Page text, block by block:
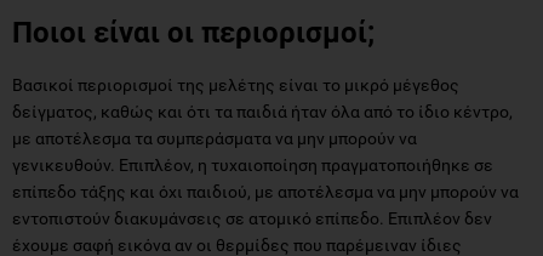
Ποιοι είναι οι περιορισμοί;
Βασικοί περιορισμοί της μελέτης είναι το μικρό μέγεθος
δείγματος, καθώς και ότι τα παιδιά ήταν όλα από το ίδιο κέντρο,
με αποτέλεσμα τα συμπεράσματα να μην μπορούν να
γενικευθούν. Επιπλέον, η τυχαιοποίηση πραγματοποιήθηκε σε
επίπεδο τάξης και όχι παιδιού, με αποτέλεσμα να μην μπορούν να
εντοπιστούν διακυμάνσεις σε ατομικό επίπεδο. Επιπλέον δεν
έχουμε σαφή εικόνα αν οι θερμίδες που παρέμειναν ίδιες